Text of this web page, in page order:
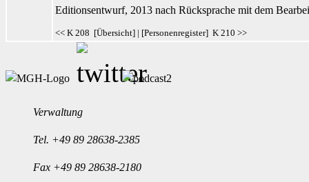
Editionsentwurf, 2013 nach Rücksprache mit dem
<< K 208 [Übersicht] | [Personenregister] K 210 >>
Verwaltung
Tel. +49 89 28638-2385
Fax +49 89 28638-2180